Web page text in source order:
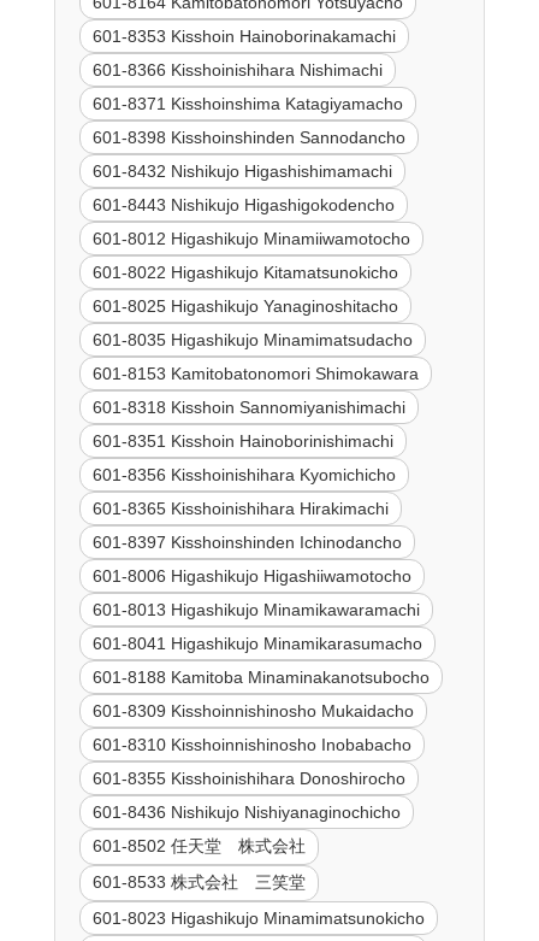
601-8353 Kisshoin Hainoborinakamachi
601-8366 Kisshoinishihara Nishimachi
601-8371 Kisshoinshima Katagiyamacho
601-8398 Kisshoinshinden Sannodancho
601-8432 Nishikujo Higashishimamachi
601-8443 Nishikujo Higashigokodencho
601-8012 Higashikujo Minamiiwamotocho
601-8022 Higashikujo Kitamatsunokicho
601-8025 Higashikujo Yanaginoshitacho
601-8035 Higashikujo Minamimatsudacho
601-8153 Kamitobatonomori Shimokawara
601-8318 Kisshoin Sannomiyanishimachi
601-8351 Kisshoin Hainoborinishimachi
601-8356 Kisshoinishihara Kyomichicho
601-8365 Kisshoinishihara Hirakimachi
601-8397 Kisshoinshinden Ichinodancho
601-8006 Higashikujo Higashiiwamotocho
601-8013 Higashikujo Minamikawaramachi
601-8041 Higashikujo Minamikarasumacho
601-8188 Kamitoba Minaminakanotsubocho
601-8309 Kisshoinnishinosho Mukaidacho
601-8310 Kisshoinnishinosho Inobabacho
601-8355 Kisshoinishihara Donoshirocho
601-8436 Nishikujo Nishiyanaginochicho
601-8502 任天堂 株式会社
601-8533 株式会社 三笑堂
601-8023 Higashikujo Minamimatsunokicho